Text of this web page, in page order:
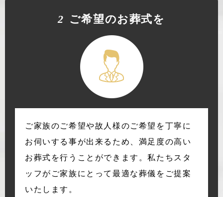
2 ご希望のお葬式を
ご家族のご希望や故人様のご希望を丁寧に
お伺いする事が出来るため、満足度の高い
お葬式を行うことができます。私たちスタ
ッフがご家族にとって最適な葬儀をご提案
いたします。